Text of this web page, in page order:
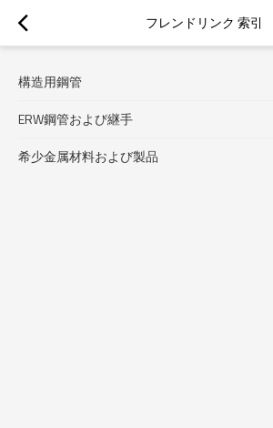
フレンドリンク 索引
構造用鋼管
ERW鋼管および継手
希少金属材料および製品